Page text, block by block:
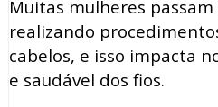
Muitas mulheres
realizando
cabelos, e isso impacta
e saudável dos fios.